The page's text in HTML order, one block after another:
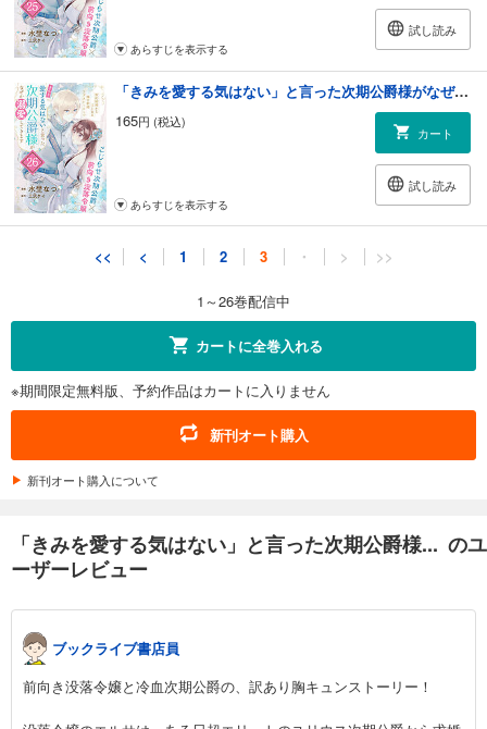
試し読み
あらすじを表示する
「きみを愛する気はない」と言った次期公爵様がなぜか溺愛してきます（単話版）第26話
165円 (税込)
カート
試し読み
あらすじを表示する
<< < 1 2 3 ・ > >>
1～26巻配信中
カートに全巻入れる
※期間限定無料版、予約作品はカートに入りません
新刊オート購入
新刊オート購入について
「きみを愛する気はない」と言った次期公爵様... のユ
ーザーレビュー
ブックライブ書店員
前向き没落令嬢と冷血次期公爵の、訳あり胸キュンストーリー！